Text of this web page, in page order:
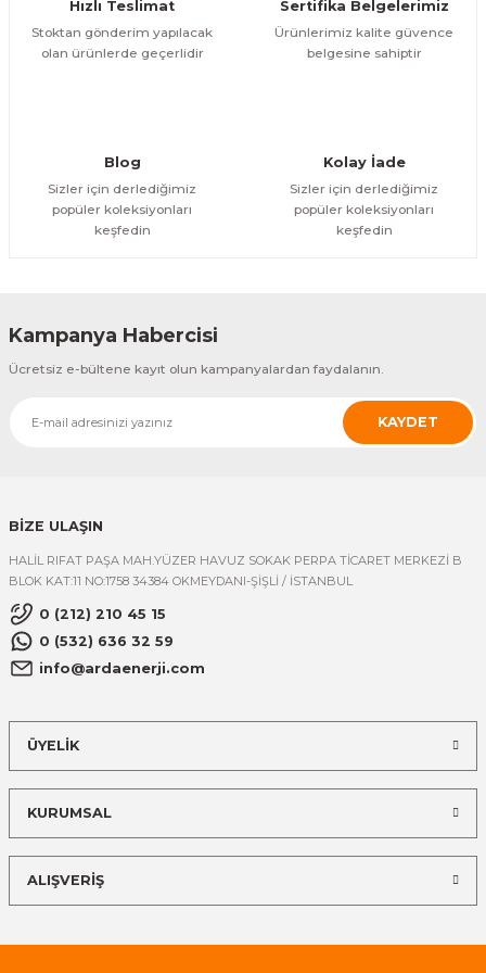
Hızlı Teslimat
Stoktan gönderim yapılacak
olan ürünlerde geçerlidir
Sertifika Belgelerimiz
Ürünlerimiz kalite güvence
belgesine sahiptir
Blog
Sizler için derlediğimiz
popüler koleksiyonları
keşfedin
Kolay İade
Sizler için derlediğimiz
popüler koleksiyonları
keşfedin
Kampanya Habercisi
Ücretsiz e-bültene kayıt olun kampanyalardan faydalanın.
KAYDET
BİZE ULAŞIN
HALİL RIFAT PAŞA MAH.YÜZER HAVUZ SOKAK PERPA TİCARET MERKEZİ B
BLOK KAT:11 NO:1758 34384 OKMEYDANI-ŞİŞLİ / İSTANBUL
0 (212) 210 45 15
0 (532) 636 32 59
info@ardaenerji.com
ÜYELİK
KURUMSAL
ALIŞVERİŞ